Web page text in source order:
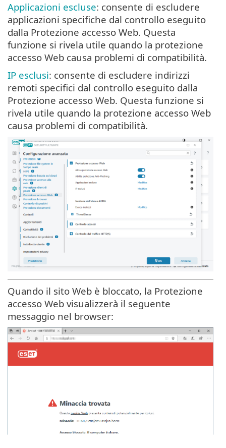
Applicazioni escluse: consente di escludere
applicazioni specifiche dal controllo eseguito
dalla Protezione accesso Web. Questa
funzione si rivela utile quando la protezione
accesso Web causa problemi di compatibilità.
IP esclusi: consente di escludere indirizzi
remoti specifici dal controllo eseguito dalla
Protezione accesso Web. Questa funzione si
rivela utile quando la protezione accesso Web
causa problemi di compatibilità.
Quando il sito Web è bloccato, la Protezione
accesso Web visualizzerà il seguente
messaggio nel browser: